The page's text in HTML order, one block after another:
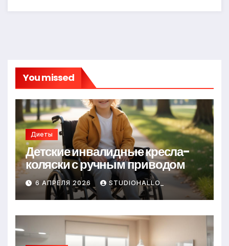
You missed
Диеты
Детские инвалидные кресла-
коляски с ручным приводом
6 АПРЕЛЯ 2026 STUDIOHALLO_